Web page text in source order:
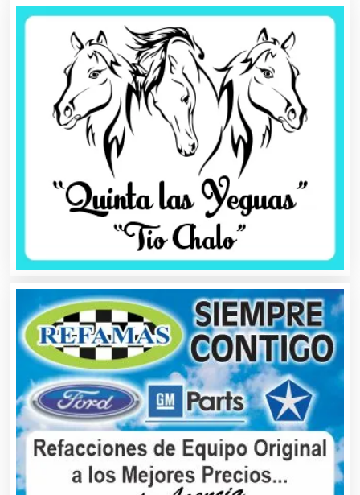
Alquiler de Sillas y Mesas
Alquiler de Trajes de Etiqueta
Alta Costura
Aluminio
Análisis Clínicos
Análisis de Aguas
Animadores de Eventos